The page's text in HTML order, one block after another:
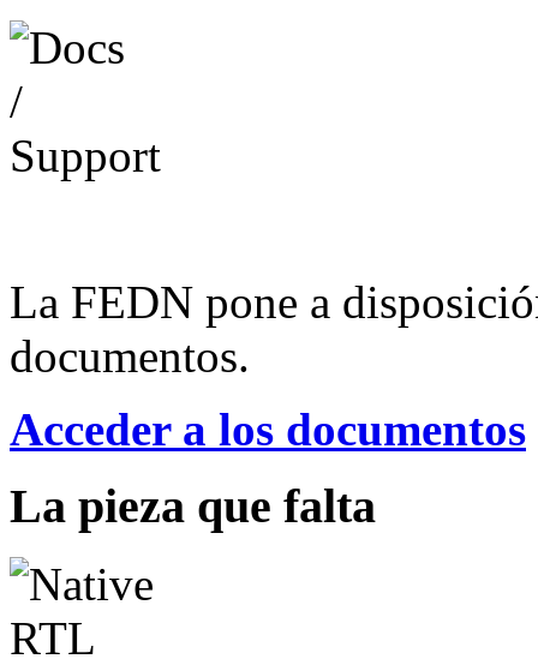
La FEDN pone a
documentos.
Acceder a los documentos
La pieza que falta